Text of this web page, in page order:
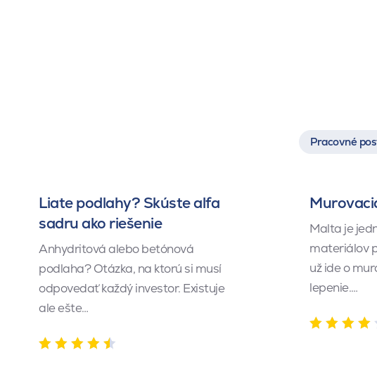
Liate podlahy? Skúste alfa
sadru ako riešenie
Anhydritová alebo betónová
podlaha? Otázka, na ktorú si musí
odpovedať každý investor. Existuje
ale ešte…
Pracovné
Malta je
materiálov
už ide o
lepenie.…